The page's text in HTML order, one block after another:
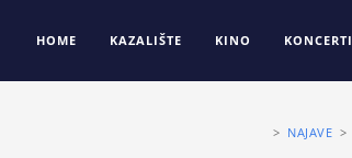
HOME KAZALIŠTE KINO KONCERTI
> NAJAVE >